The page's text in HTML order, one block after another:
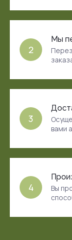
2
Мы
3
вами
4
Вы